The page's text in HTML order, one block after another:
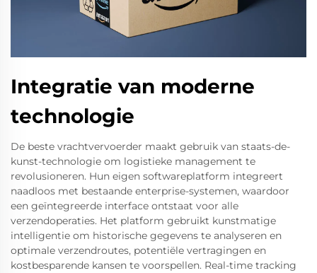
Integratie van moderne
technologie
De beste vrachtvervoerder maakt gebruik van staats-de-
kunst-technologie om logistieke management te
revolusioneren. Hun eigen softwareplatform integreert
naadloos met bestaande enterprise-systemen, waardoor
een geïntegreerde interface ontstaat voor alle
verzendoperaties. Het platform gebruikt kunstmatige
intelligentie om historische gegevens te analyseren en
optimale verzendroutes, potentiële vertragingen en
kostbesparende kansen te voorspellen. Real-time tracking